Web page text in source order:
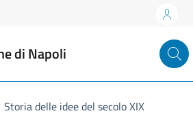
di Napoli
Storia delle idee del secolo XIX